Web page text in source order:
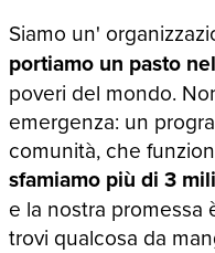
Siamo un'
portiamo un pasto
poveri del mondo.
emergenza: un
comunità, che
sfamiamo più di 3
e la nostra promessa
trovi qualcosa da